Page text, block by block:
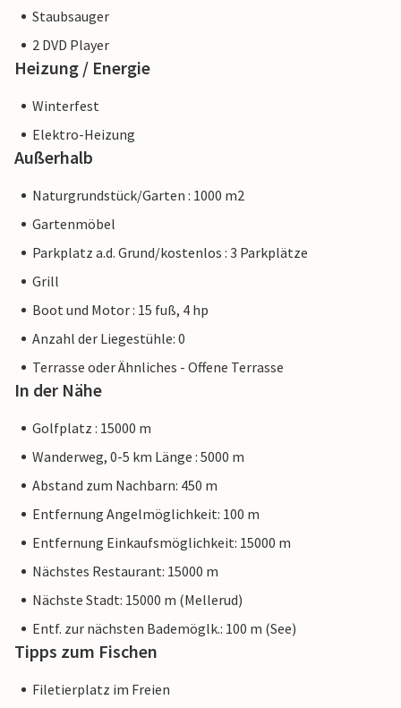
Staubsauger
2 DVD Player
Heizung / Energie
Winterfest
Elektro-Heizung
Außerhalb
Naturgrundstück/Garten : 1000 m2
Gartenmöbel
Parkplatz a.d. Grund/kostenlos : 3 Parkplätze
Grill
Boot und Motor : 15 fuß, 4 hp
Anzahl der Liegestühle: 0
Terrasse oder Ähnliches - Offene Terrasse
In der Nähe
Golfplatz : 15000 m
Wanderweg, 0-5 km Länge : 5000 m
Abstand zum Nachbarn: 450 m
Entfernung Angelmöglichkeit: 100 m
Entfernung Einkaufsmöglichkeit: 15000 m
Nächstes Restaurant: 15000 m
Nächste Stadt: 15000 m (Mellerud)
Entf. zur nächsten Bademöglk.: 100 m (See)
Tipps zum Fischen
Filetierplatz im Freien